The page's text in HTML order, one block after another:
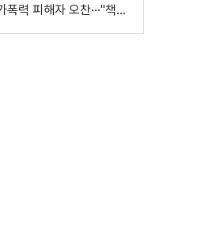
이 대통령, 국가폭력 피해자 오찬···"책임지고 치유"